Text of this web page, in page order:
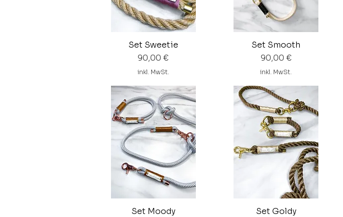
Set Sweetie
Preis
90,00 €
inkl. MwSt.
Set Smooth
Preis
90,00 €
inkl. MwSt.
Set Moody
Set Goldy